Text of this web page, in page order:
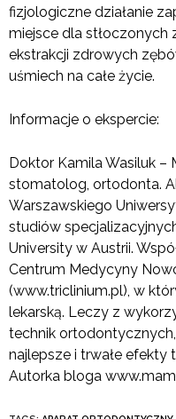
fizjologiczne działanie
miejsce dla stłoczonych
ekstrakcji zdrowych
uśmiech na całe życie.
Informacje o ekspercie:
Doktor Kamila Wasiluk –
stomatolog, ortodonta.
Warszawskiego
studiów
University w Austrii.
Centrum Medycyny
(www.triclinium.pl), w
lekarską. Leczy z
technik
najlepsze i trwałe efekty
Autorka bloga